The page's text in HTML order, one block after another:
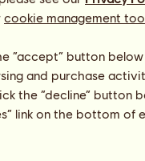
Möchtegernhorn
cookie management
“accept” button
and purchase
the “decline” button
link on the bottom of